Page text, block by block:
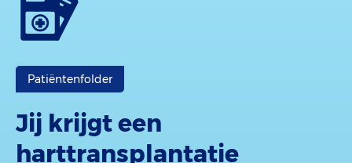
Patiëntenfolder
Jij krijgt een
harttransplantatie